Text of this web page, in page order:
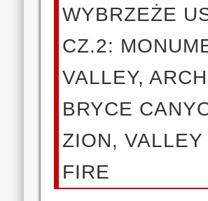
WYBRZEŻE
CZ.2:
VALLEY,
BRYCE
ZION, VALLEY
FIRE